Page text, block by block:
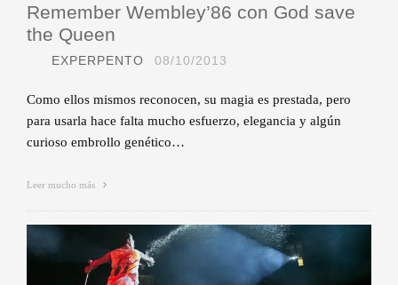
Remember Wembley’86 con God save
the Queen
EXPERPENTO 08/10/2013
Como ellos mismos reconocen, su magia es prestada, pero
para usarla hace falta mucho esfuerzo, elegancia y algún
curioso embrollo genético…
Leer mucho más